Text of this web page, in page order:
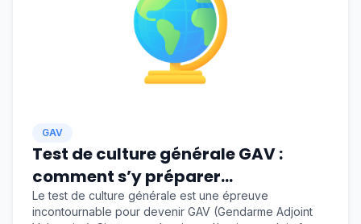
GAV
Test de culture générale GAV :
comment s’y préparer
efficacement ?
Le test de culture générale est une épreuve
incontournable pour devenir GAV (Gendarme Adjoint